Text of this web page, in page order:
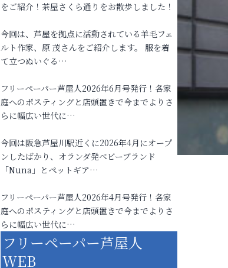
をご紹介！茶屋さくら通りをお散歩しました！
今回は、芦屋を拠点に活動されている羊毛フェ
ルト作家、原 茂さんをご紹介します。 服を着
て立つぬいぐる…
フリーペーパー芦屋人2026年6月号発行！各家
庭へのポスティングと店頭置きで今までよりさ
らに幅広い世代に…
今回は阪急芦屋川駅近くに2026年4月にオープ
ンしたばかり、オランダ発ベビーブランド
「Nuna」とペットギア…
フリーペーパー芦屋人2026年4月号発行！各家
庭へのポスティングと店頭置きで今までよりさ
らに幅広い世代に…
フリーペーパー芦屋人
WEB